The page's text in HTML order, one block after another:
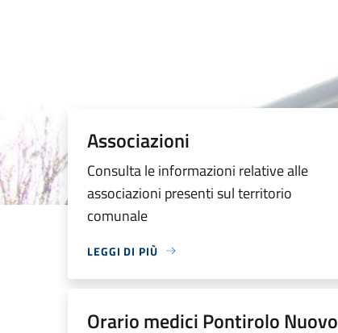
Associazioni
Consulta le informazioni relative alle
associazioni presenti sul territorio
comunale
LEGGI DI PIÙ
Orario medici Pontirolo Nuovo